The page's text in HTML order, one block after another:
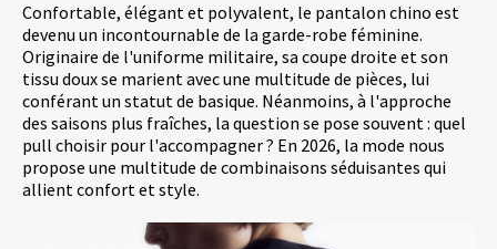
Confortable, élégant et polyvalent, le pantalon chino est
devenu un incontournable de la garde-robe féminine.
Originaire de l'uniforme militaire, sa coupe droite et son
tissu doux se marient avec une multitude de pièces, lui
conférant un statut de basique. Néanmoins, à l'approche
des saisons plus fraîches, la question se pose souvent : quel
pull choisir pour l'accompagner ? En 2026, la mode nous
propose une multitude de combinaisons séduisantes qui
allient confort et style.